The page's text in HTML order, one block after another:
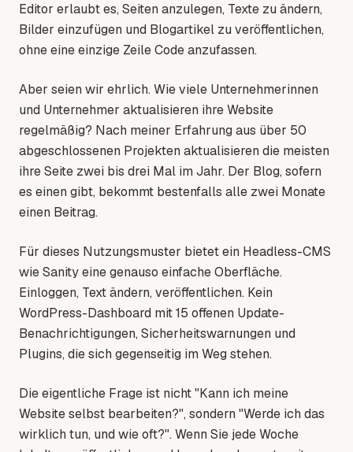
Editor erlaubt es, Seiten anzulegen, Texte zu ändern,
Bilder einzufügen und Blogartikel zu veröffentlichen,
ohne eine einzige Zeile Code anzufassen.
Aber seien wir ehrlich. Wie viele Unternehmerinnen
und Unternehmer aktualisieren ihre Website
regelmäßig? Nach meiner Erfahrung aus über 50
abgeschlossenen Projekten aktualisieren die meisten
ihre Seite zwei bis drei Mal im Jahr. Der Blog, sofern
es einen gibt, bekommt bestenfalls alle zwei Monate
einen Beitrag.
Für dieses Nutzungsmuster bietet ein Headless-CMS
wie Sanity eine genauso einfache Oberfläche.
Einloggen, Text ändern, veröffentlichen. Kein
WordPress-Dashboard mit 15 offenen Update-
Benachrichtigungen, Sicherheitswarnungen und
Plugins, die sich gegenseitig im Weg stehen.
Die eigentliche Frage ist nicht "Kann ich meine
Website selbst bearbeiten?", sondern "Werde ich das
wirklich tun, und wie oft?". Wenn Sie jede Woche